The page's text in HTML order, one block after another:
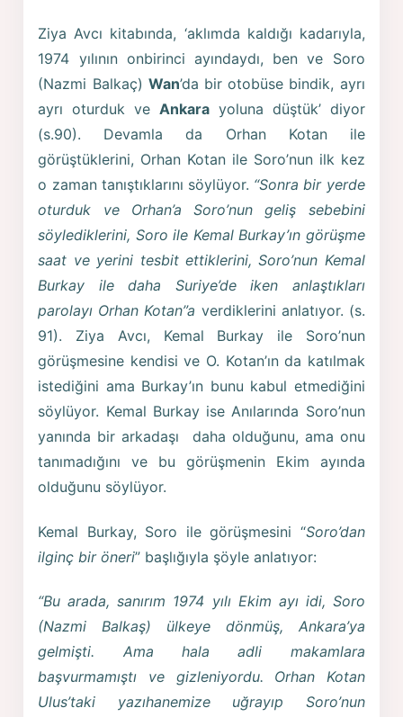
Ziya Avcı kitabında, ‘aklımda kaldığı kadarıyla,
1974 yılının onbirinci ayındaydı, ben ve Soro
(Nazmi Balkaç) Wan’da bir otobüse bindik, ayrı
ayrı oturduk ve Ankara yoluna düştük’ diyor
(s.90). Devamla da Orhan Kotan ile
görüştüklerini, Orhan Kotan ile Soro’nun ilk kez
o zaman tanıştıklarını söylüyor. “Sonra bir yerde
oturduk ve Orhan’a Soro’nun geliş sebebini
söylediklerini, Soro ile Kemal Burkay’ın görüşme
saat ve yerini tesbit ettiklerini, Soro’nun Kemal
Burkay ile daha Suriye’de iken anlaştıkları
parolayı Orhan Kotan”a verdiklerini anlatıyor. (s.
91). Ziya Avcı, Kemal Burkay ile Soro’nun
görüşmesine kendisi ve O. Kotan’ın da katılmak
istediğini ama Burkay’ın bunu kabul etmediğini
söylüyor. Kemal Burkay ise Anılarında Soro’nun
yanında bir arkadaşı daha olduğunu, ama onu
tanımadığını ve bu görüşmenin Ekim ayında
olduğunu söylüyor.
Kemal Burkay, Soro ile görüşmesini “Soro’dan
ilginç bir öneri” başlığıyla şöyle anlatıyor:
“Bu arada, sanırım 1974 yılı Ekim ayı idi, Soro
(Nazmi Balkaş) ülkeye dönmüş, Ankara’ya
gelmişti. Ama hala adli makamlara
başvurmamıştı ve gizleniyordu. Orhan Kotan
Ulus’taki yazıhanemize uğrayıp Soro’nun